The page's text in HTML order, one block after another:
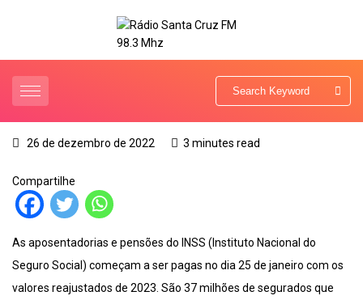
26 de dezembro de 2022 3 minutes read
Compartilhe
As aposentadorias e pensões do INSS (Instituto Nacional do
Seguro Social) começam a ser pagas no dia 25 de janeiro com os
valores reajustados de 2023. São 37 milhões de segurados que